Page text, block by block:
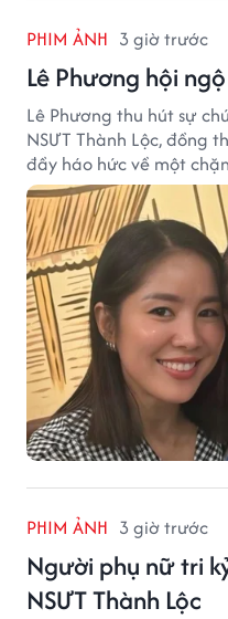
PHIM ẢNH 3 giờ trước
Lê Phương hội
Lê Phương thu hút sự
NSƯT Thành Lộc, đồng
đầy háo hức về một
PHIM ẢNH 3 giờ trước
Người phụ nữ tri
NSƯT Thành Lộc